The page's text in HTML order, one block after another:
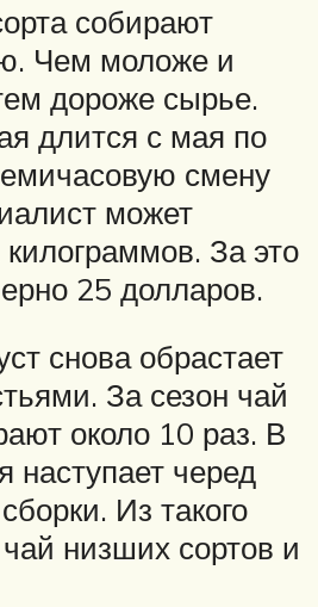
собирают
Чем моложе и
дороже сырье.
длится с мая по
смену
может
За это
25 долларов.
снова обрастает
За сезон чай
около 10 раз. В
наступает черед
Из такого
низших сортов и